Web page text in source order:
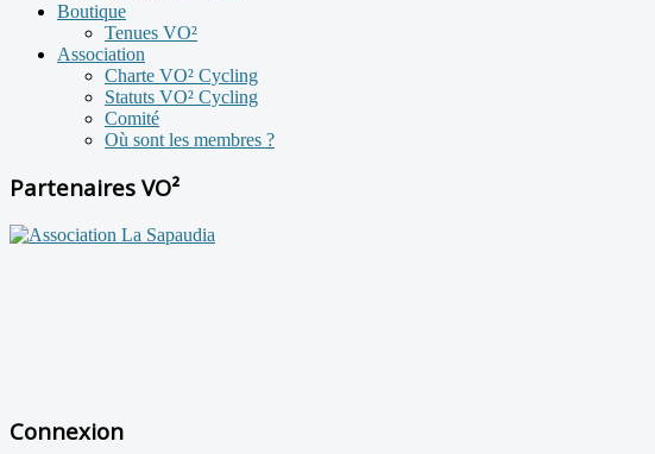
Boutique
Tenues VO²
Association
Charte VO² Cycling
Statuts VO² Cycling
Comité
Où sont les membres ?
Partenaires VO²
Connexion